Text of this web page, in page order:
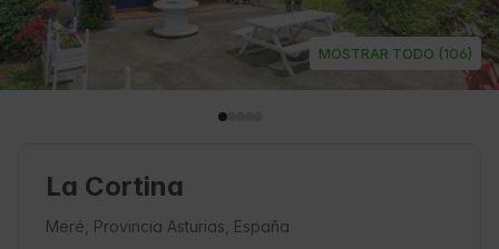
MOSTRAR TODO (106)
La Cortina
Meré, Provincia Asturias, España